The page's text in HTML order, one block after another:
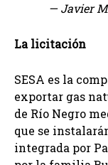
— Javier
La licitación
SESA es la
exportar gas
de Río Negro
que se
integrada por